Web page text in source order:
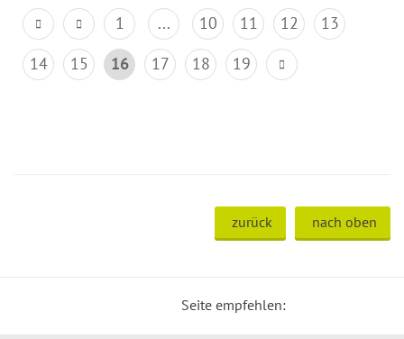
1 ... 10 11 12
13
14
15 16 17 18 19
zurück nach oben
Seite empfehlen: